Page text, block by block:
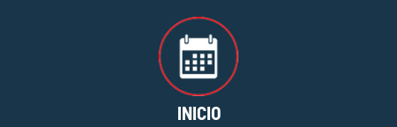
INICIO